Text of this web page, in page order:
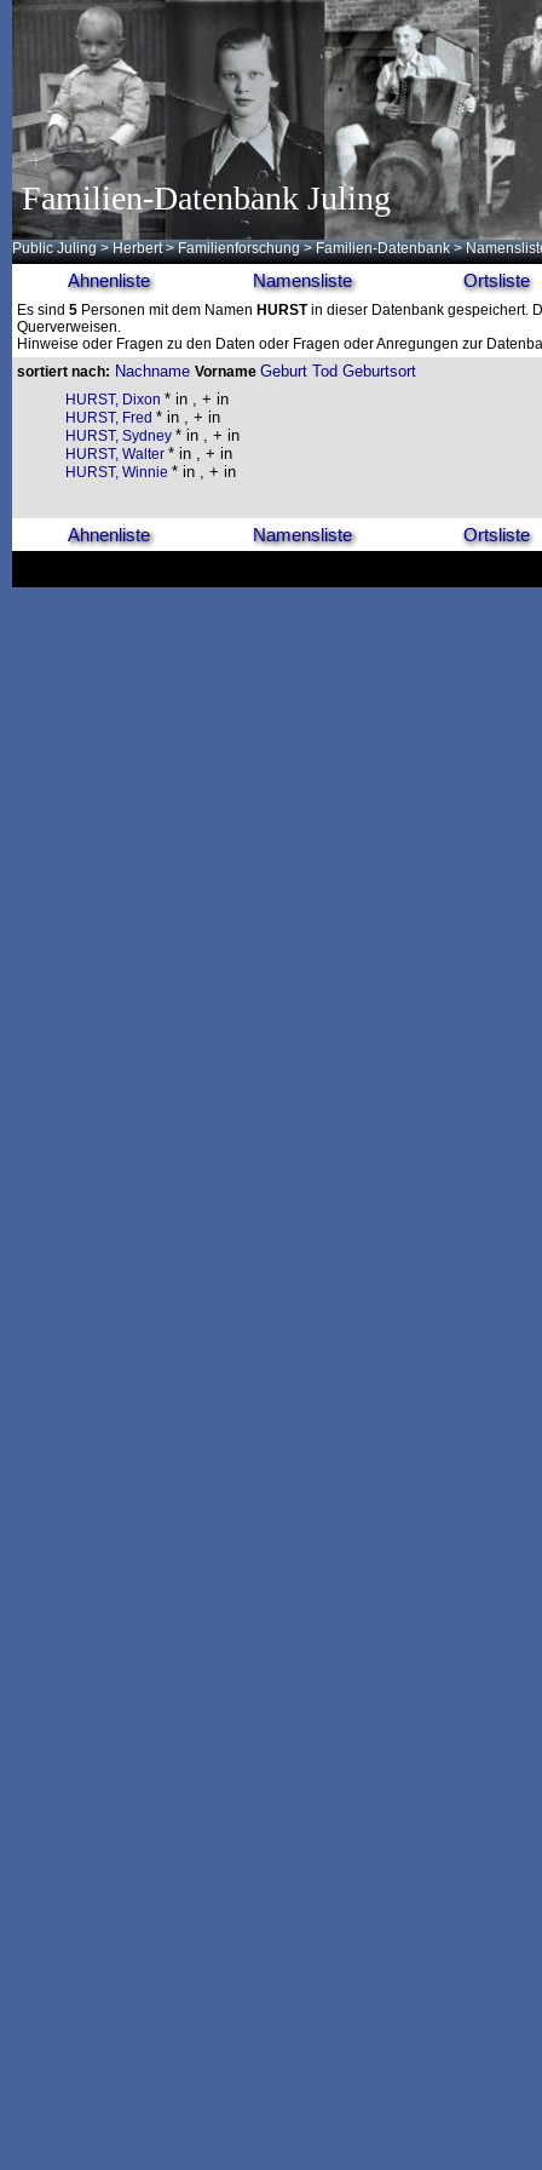
Familien-Datenbank Juling
Public Juling >Herbert >Familienforschung >Familien-Datenbank >
Ahnenliste Namensliste Ortsliste
Es sind 5 Personen mit dem Namen HURSTin dieser Datenbank gespeichert.
Querverweisen.
Hinweise oder Fragen zu den Daten oder Fragen oder Anregungen zur
sortiert nach: Nachname Vorname Geburt Tod Geburtsort
HURST, Dixon * in , + in
HURST, Fred * in , + in
HURST, Sydney * in , + in
HURST, Walter * in , + in
HURST, Winnie * in , + in
Ahnenliste Namensliste Ortsliste